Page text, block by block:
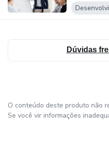
PUBLIC
Dúvidas
O conteúdo deste produto não
Se você vir informações